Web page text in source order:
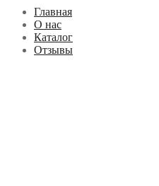
Главная
О нас
Каталог
Отзывы